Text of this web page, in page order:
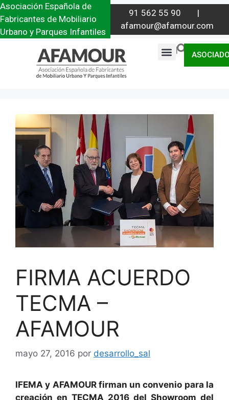
Asociación Española de
Fabricantes de Mobiliario
Urbano y Parques Infantiles
91 562 55 90 |
afamour@afamour.com
|
FIRMA ACUERDO
TECMA –
AFAMOUR
mayo 27, 2016 por desarrollo_sal
IFEMA y AFAMOUR firman un convenio para la
creación en TECMA 2016 del Showroom del